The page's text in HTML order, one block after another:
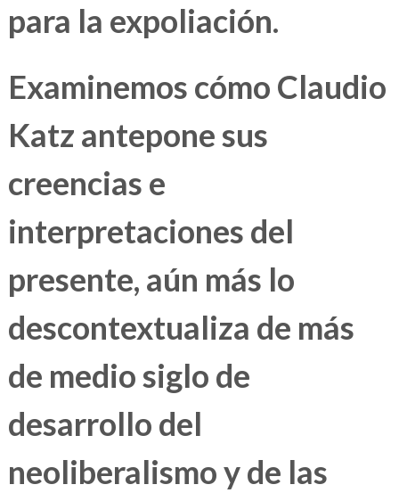
para la expoliación.
Examinemos cómo Claudio
Katz antepone sus
creencias e
interpretaciones del
presente, aún más lo
descontextualiza de más
de medio siglo de
desarrollo del
neoliberalismo y de las